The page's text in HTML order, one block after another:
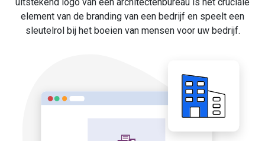
element van de branding van een bedrijf en speelt een
sleutelrol bij het boeien van mensen voor uw bedrijf.